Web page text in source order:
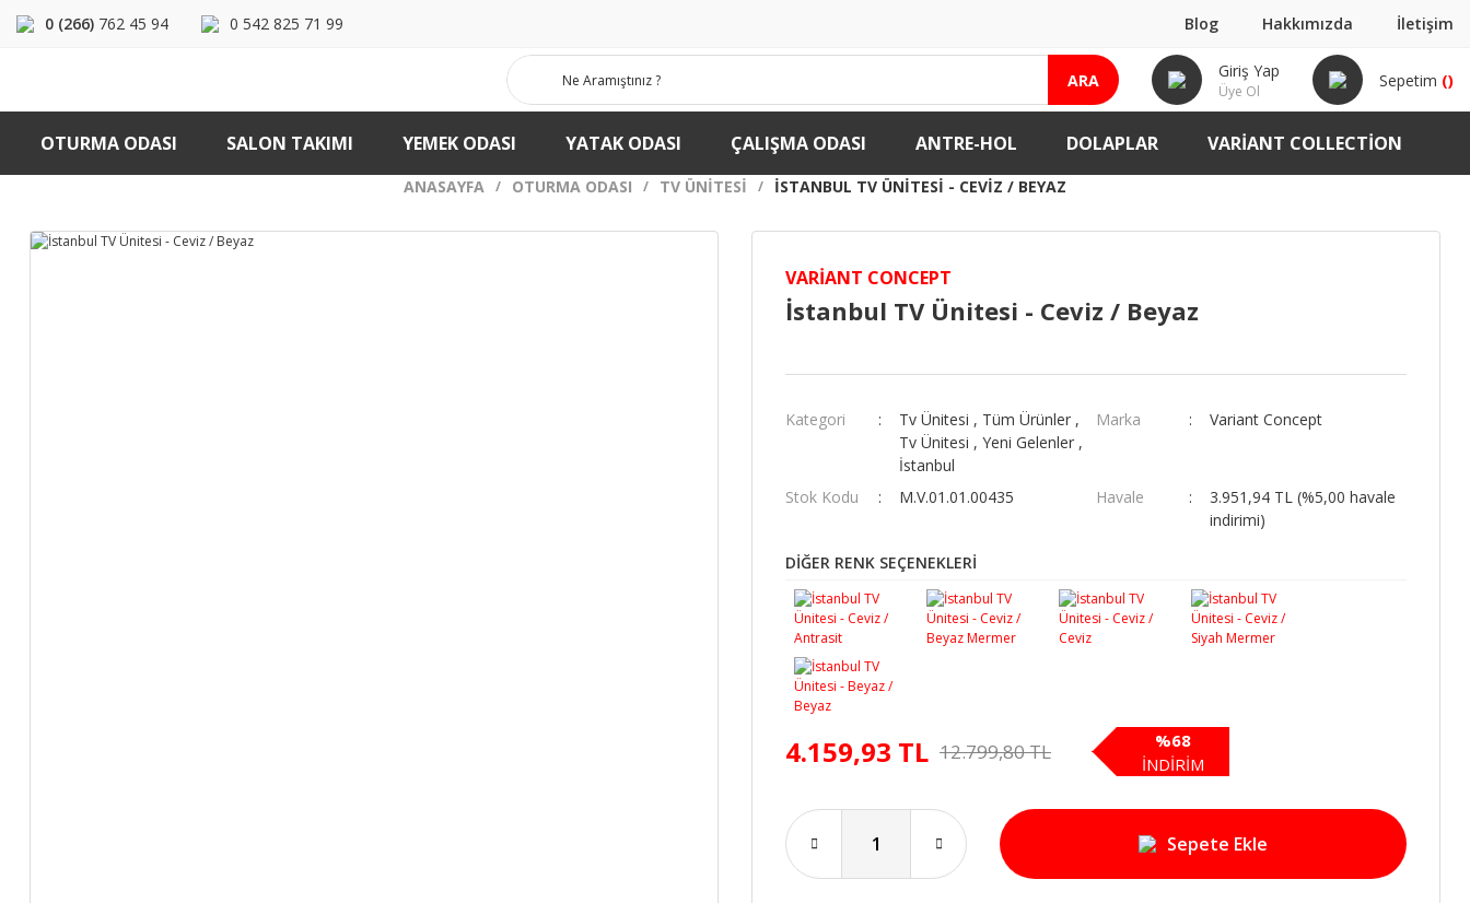
0 (266) 762 45 94 0 542 825 71 99 Blog Hakkımızda İletişim
ARA Giriş Yap
Üye Ol
Sepetim ()
OTURMA ODASI SALON TAKIMI YEMEK ODASI YATAK ODASI ÇALIŞMA ODASI ANTRE-HOL DOLAPLAR VARIANT COLLECTION
ANASAYFA OTURMA ODASI TV ÜNITESI İSTANBUL TV ÜNITESI - CEVIZ / BEYAZ
VARIANT CONCEPT
İstanbul TV Ünitesi - Ceviz / Beyaz
Kategori Tv Ünitesi , Tüm Ürünler ,
Tv Ünitesi ,Yeni Gelenler ,
İstanbul
Marka Variant Concept
Stok Kodu M.V.01.01.00435 Havale
3.951,94 TL (%5,00 havale
indirimi)
DİĞER RENK SEÇENEKLERİ
4.159,93 TL 12.799,80 TL
%68
İNDİRİM
Sepete Ekle